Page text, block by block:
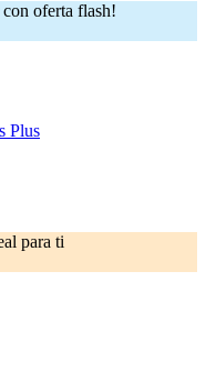
oferta flash!
Plus
para ti